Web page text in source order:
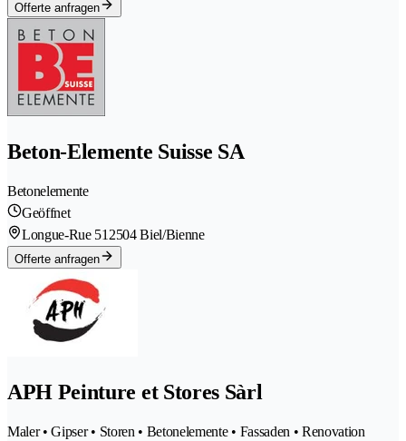
Offerte anfragen
Beton-Elemente Suisse SA
Betonelemente
Geöffnet
Longue-Rue 51 2504 Biel/Bienne
Offerte anfragen
APH Peinture et Stores Sàrl
Maler • Gipser • Storen • Betonelemente • Fassaden • Renovation